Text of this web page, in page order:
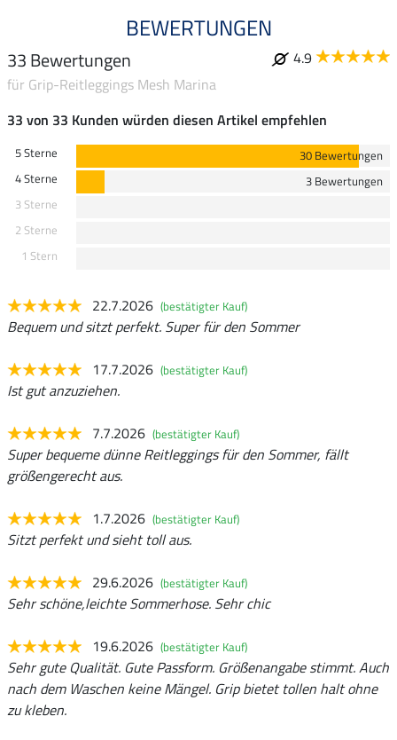
BEWERTUNGEN
33 Bewertungen
4.9
für Grip-Reitleggings Mesh Marina
33 von 33 Kunden würden diesen Artikel empfehlen
5 Sterne
30 Bewertungen
4 Sterne
3 Bewertungen
3 Sterne
2 Sterne
1 Stern
22.7.2026 (bestätigter Kauf)
Bequem und sitzt perfekt. Super für den Sommer
17.7.2026 (bestätigter Kauf)
Ist gut anzuziehen.
7.7.2026 (bestätigter Kauf)
Super bequeme dünne Reitleggings für den Sommer, fällt
größengerecht aus.
1.7.2026 (bestätigter Kauf)
Sitzt perfekt und sieht toll aus.
29.6.2026 (bestätigter Kauf)
Sehr schöne,leichte Sommerhose. Sehr chic
19.6.2026 (bestätigter Kauf)
Sehr gute Qualität. Gute Passform. Größenangabe stimmt. Auch
nach dem Waschen keine Mängel. Grip bietet tollen halt ohne
zu kleben.